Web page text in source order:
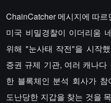
ChainCatcher 메시지에 따
미국 비밀경찰이 이더리움
위해 "눈사태 작전"을 시작
증권 규제 기관, 여러 캐나
한 블록체인 분석 회사가 참
도난당한 지갑을 찾는 것을